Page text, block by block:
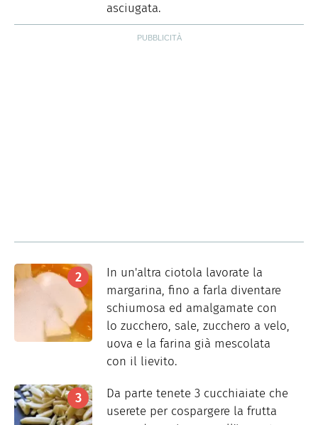
asciugata.
In un'altra ciotola lavorate la
margarina, fino a farla diventare
schiumosa ed amalgamate con
lo zucchero, sale, zucchero a velo,
uova e la farina già mescolata
con il lievito.
Da parte tenete 3 cucchiaiate che
userete per cospargere la frutta